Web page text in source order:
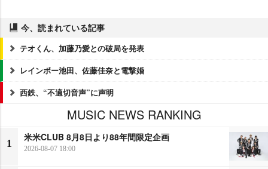
今、読まれている記事
テオくん、加藤乃愛との破局を発表
レインボー池田、佐藤佳奈と電撃婚
西鉄、“不適切音声”に声明
MUSIC NEWS RANKING
1
米米CLUB 8月8日より88年間限定企画
2026-08-07 18:00